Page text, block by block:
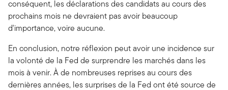
conséquent, les déclarations des candidats au cours des
prochains mois ne devraient pas avoir beaucoup
d'importance, voire aucune.
En conclusion, notre réflexion peut avoir une incidence sur
la volonté de la Fed de surprendre les marchés dans les
mois à venir. À de nombreuses reprises au cours des
dernières années, les surprises de la Fed ont été source de